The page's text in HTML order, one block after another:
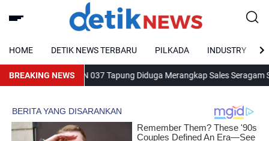
HOME DETIK NEWS TERBARU PILKADA INDUSTRY
BREAKING NEWS
Guru SDN 037 Tapung Diduga Merangkap Sales Seragam Sekolah